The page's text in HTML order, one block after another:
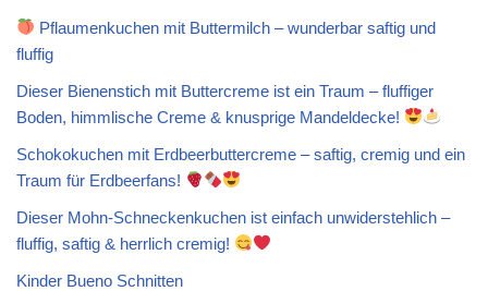
Pflaumenkuchen mit Buttermilch – wunderbar saftig und
fluffig
Dieser Bienenstich mit Buttercreme ist ein Traum – fluffiger
Boden, himmlische Creme & knusprige Mandeldecke!
Schokokuchen mit Erdbeerbuttercreme – saftig, cremig und ein
Traum für Erdbeerfans!
Dieser Mohn-Schneckenkuchen ist einfach unwiderstehlich –
fluffig, saftig & herrlich cremig!
Kinder Bueno Schnitten